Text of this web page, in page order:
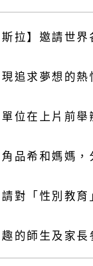
拉】邀請世
追求夢想的
位在上片前
品希和媽媽
對「性別教
的師生及家長